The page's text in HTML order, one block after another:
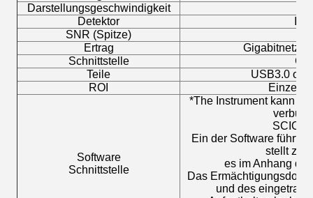
Darstellungsgeschwindigkeit
Detektor
SNR (Spitze)
Ertrag
Schnittstelle
C-
Teile
USB3.0
ROI
Software
Schnittstelle
*The Instrument kann
Ein der Software führt
stellt zur
es im Anhang
Das
und des